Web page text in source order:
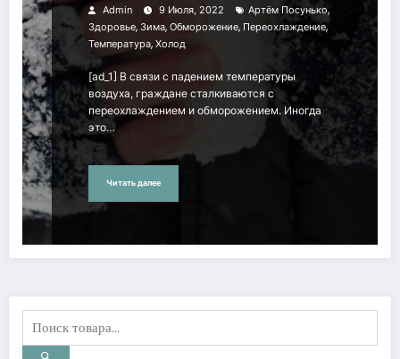
Admin 9 Июля, 2022 Артём Посунько,
Здоровье, Зима, Обморожение, Переохлаждение,
Температура, Холод
[ad_1] В связи с падением температуры
воздуха, граждане сталкиваются с
переохлаждением и обморожением. Иногда
это…
Читать далее